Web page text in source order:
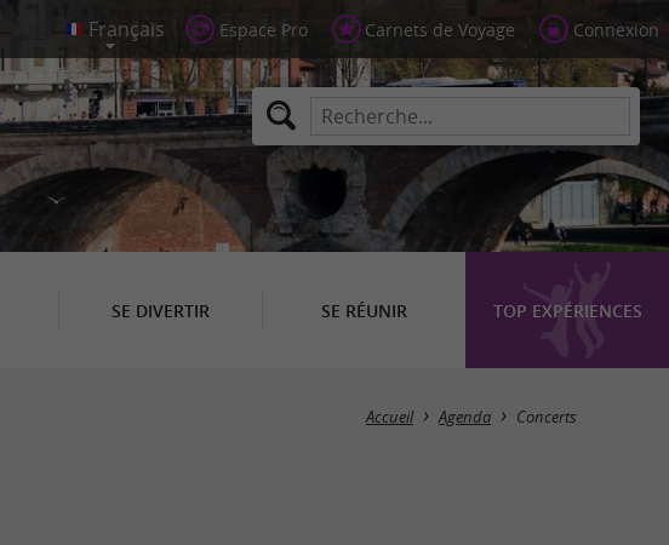
Espace Pro Carnets de Voyage Connexion
SE DIVERTIR SE RÉUNIR TOP EXPÉRIENCES
Masquer la carte
Accueil Agenda Concerts